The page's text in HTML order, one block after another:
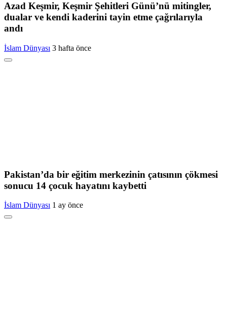
Azad Keşmir, Keşmir Şehitleri Günü’nü mitingler,
dualar ve kendi kaderini tayin etme çağrılarıyla
andı
İslam Dünyası 3 hafta önce
Pakistan’da bir eğitim merkezinin çatısının çökmesi
sonucu 14 çocuk hayatını kaybetti
İslam Dünyası 1 ay önce